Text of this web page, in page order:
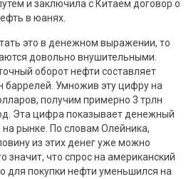
и заключила с Китаем договор о
в юанях.
это в денежном выражении, то
довольно внушительными.
оборот нефти составляет
баррелей. Умножив эту цифру на
получим примерно 3 трлн
Эта цифра показывает денежный
рынке. По словам Олейника,
из этих денег уже можно
значит, что спрос на американский
для покупки нефти уменьшился на